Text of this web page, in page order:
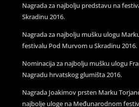
Nagrada za najbolju predstavu na
Skradinu 2016.
Nagrada za najbolju mušku ulogu
festivalu Pod Murvom u Skradinu 2016.
Nominacija za najbolju mušku ulogu
Nagradu hrvatskog glumišta 2016.
Nagrada Joakimov prsten Marku
najbolje uloge na Međunarodnom